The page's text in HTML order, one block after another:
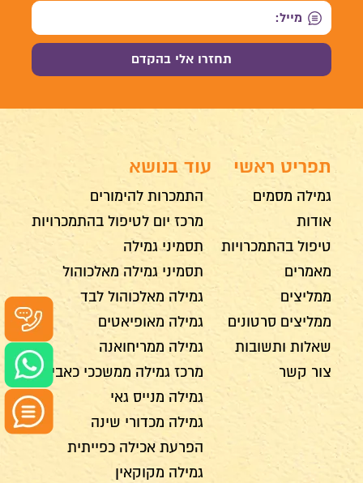
תפריט ראשי
גמילה מסמים
אודות
טיפול בהתמכרויות
מאמרים
ממליצים
ממליצים סרטונים
שאלות ותשובות
צור קשר
עוד בנושא
התמכרות להימורים
מרכז יום לטיפול בהתמכרויות
תסמיני גמילה
תסמיני גמילה מאלכוהול
גמילה מאלכוהול לבד
גמילה מאופיאטים
גמילה ממריחואנה
מרכז גמילה ממשככי כאבים
גמילה מנייס גאי
גמילה מכדורי שינה
הפרעת אכילה כפייתית
גמילה מקוקאין